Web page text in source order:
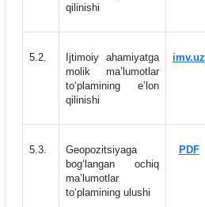
qilinishi
5.2.
Ijtimoiy ahamiyatga
molik maʼlumotlar
to‘plamining eʼlon
qilinishi
imv.uz
5.3.
Geopozitsiyaga
bog‘langan ochiq
maʼlumotlar
to‘plamining ulushi
PDF